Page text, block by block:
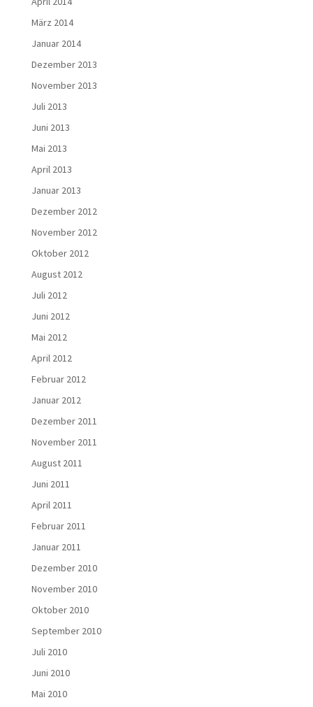
März 2014
Januar 2014
Dezember 2013
November 2013
Juli 2013
Juni 2013
Mai 2013
April 2013
Januar 2013
Dezember 2012
November 2012
Oktober 2012
August 2012
Juli 2012
Juni 2012
Mai 2012
April 2012
Februar 2012
Januar 2012
Dezember 2011
November 2011
August 2011
Juni 2011
April 2011
Februar 2011
Januar 2011
Dezember 2010
November 2010
Oktober 2010
September 2010
Juli 2010
Juni 2010
Mai 2010